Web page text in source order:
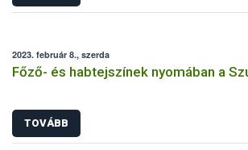
2023. február 8., szerda
Főző- és habtejszínek nyomában a
TOVÁBB